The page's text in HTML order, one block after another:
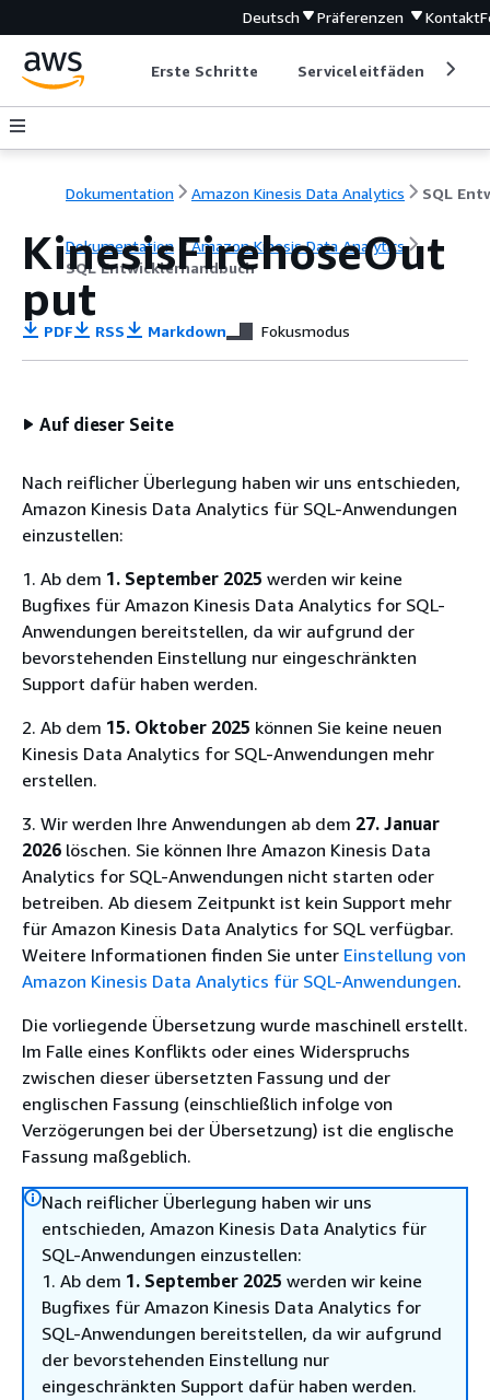
Deutsch Präferenzen Kontakt
Erste Schritte Serviceleitfäden
Dokumentation Amazon Kinesis Data Analytics
Dokumentation
Amazon Kinesis Data Analytics
SQL Entwicklerhandbuch
KinesisFirehoseOut
put
PDF RSS Markdown Fokusmodus
Auf dieser Seite
Nach reiflicher Überlegung haben wir uns entschieden,
Amazon Kinesis Data Analytics für SQL-Anwendungen
einzustellen:
1. Ab dem 1. September 2025 werden wir keine
Bugfixes für Amazon Kinesis Data Analytics for SQL-
Anwendungen bereitstellen, da wir aufgrund der
bevorstehenden Einstellung nur eingeschränkten
Support dafür haben werden.
2. Ab dem 15. Oktober 2025 können Sie keine neuen
Kinesis Data Analytics for SQL-Anwendungen mehr
erstellen.
3. Wir werden Ihre Anwendungen ab dem 27. Januar
2026 löschen. Sie können Ihre Amazon Kinesis Data
Analytics for SQL-Anwendungen nicht starten oder
betreiben. Ab diesem Zeitpunkt ist kein Support mehr
für Amazon Kinesis Data Analytics for SQL verfügbar.
Weitere Informationen finden Sie unter Einstellung von
Amazon Kinesis Data Analytics für SQL-Anwendungen.
Die vorliegende Übersetzung wurde maschinell erstellt.
Im Falle eines Konflikts oder eines Widerspruchs
zwischen dieser übersetzten Fassung und der
englischen Fassung (einschließlich infolge von
Verzögerungen bei der Übersetzung) ist die englische
Fassung maßgeblich.
Nach reiflicher Überlegung haben wir uns
entschieden, Amazon Kinesis Data Analytics für
SQL-Anwendungen einzustellen:
1. Ab dem 1. September 2025 werden wir keine
Bugfixes für Amazon Kinesis Data Analytics for
SQL-Anwendungen bereitstellen, da wir aufgrund
der bevorstehenden Einstellung nur
eingeschränkten Support dafür haben werden.